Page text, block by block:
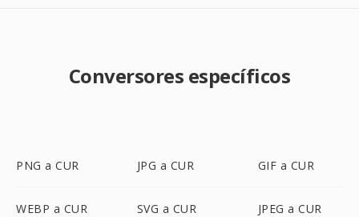
Conversores específicos
PNG a CUR JPG a CUR GIF a CUR
WEBP a CUR SVG a CUR JPEG a CUR